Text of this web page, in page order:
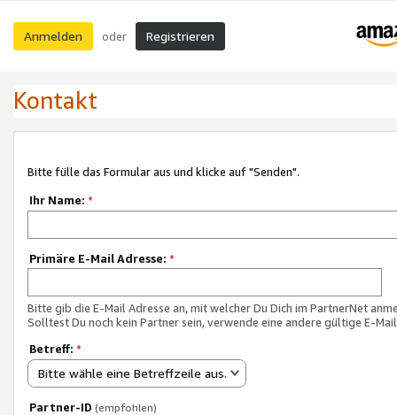
Anmelden oder Registrieren
Kontakt
Bitte fülle das Formular aus und klicke auf "Senden".
Ihr Name: *
Primäre E-Mail Adresse: *
Bitte gib die E-Mail Adresse an, mit welcher Du Dich im PartnerNet
Solltest Du noch kein Partner sein, verwende eine andere gültige E-
Betreff: *
Bitte wähle eine Betreffzeile aus.
Partner-ID (empfohlen)